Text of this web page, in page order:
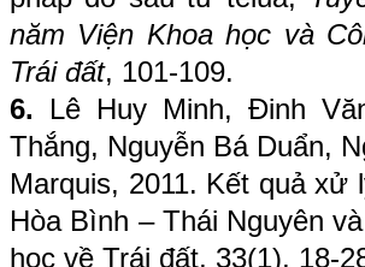
năm Viện Khoa học và
Trái đất, 101-109.
6. Lê Huy Minh, Đinh
Thắng, Nguyễn Bá Duẩn,
Marquis, 2011. Kết quả
Hòa Bình – Thái Nguyên
học về Trái đất, 33(1), 18-